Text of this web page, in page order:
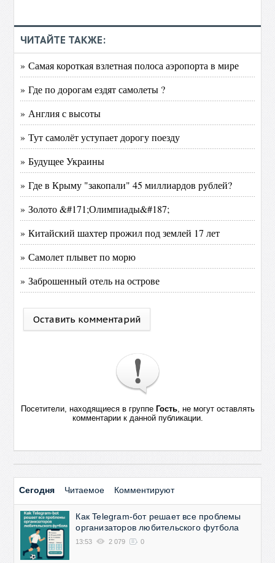
ЧИТАЙТЕ ТАКЖЕ:
» Самая короткая взлетная полоса аэропорта в мире
» Где по дорогам ездят самолеты ?
» Англия с высоты
» Тут самолёт уступает дорогу поезду
» Будущее Украины
» Где в Крыму "закопали" 45 миллиардов рублей?
» Золото &#171;Олимпиады&#187;
» Китайский шахтер прожил под землей 17 лет
» Самолет плывет по морю
» Заброшенный отель на острове
Оставить комментарий
Посетители, находящиеся в группе Гость, не могут оставлять
комментарии к данной публикации.
Сегодня Читаемое Комментируют
Как Telegram-бот решает все проблемы
организаторов любительского футбола
13:53 2 079 0